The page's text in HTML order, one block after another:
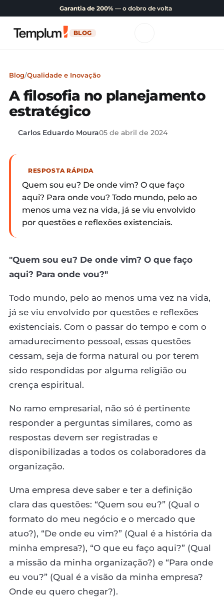
Garantia de 200% — o dobro de volta
BLOG
Blog/Qualidade e Inovação
A filosofia no planejamento
estratégico
Carlos Eduardo Moura05 de abril de 2024
RESPOSTA RÁPIDA
Quem sou eu? De onde vim? O que faço
aqui? Para onde vou? Todo mundo, pelo ao
menos uma vez na vida, já se viu envolvido
por questões e reflexões existenciais.
"Quem sou eu? De onde vim? O que faço
aqui? Para onde vou?"
Todo mundo, pelo ao menos uma vez na vida,
já se viu envolvido por questões e reflexões
existenciais. Com o passar do tempo e com o
amadurecimento pessoal, essas questões
cessam, seja de forma natural ou por terem
sido respondidas por alguma religião ou
crença espiritual.
No ramo empresarial, não só é pertinente
responder a perguntas similares, como as
respostas devem ser registradas e
disponibilizadas a todos os colaboradores da
organização.
Uma empresa deve saber e ter a definição
clara das questões: “Quem sou eu?” (Qual o
formato do meu negócio e o mercado que
atuo?), “De onde eu vim?” (Qual é a história da
minha empresa?), “O que eu faço aqui?” (Qual
a missão da minha organização?) e “Para onde
eu vou?” (Qual é a visão da minha empresa?
Onde eu quero chegar?).